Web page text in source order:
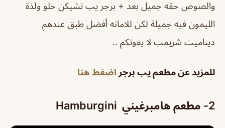
والصوص حقه جميل بعد + برجر يب تشيكن حلو ولذة
الليمون فيه جميلة لكن للامانه أفضل طبق عندهم
ديناميت شريمب لا يفوتكم ..
للمزيد عن مطعم يب برجر اضغط هنا
2- مطعم هامبرغيني Hamburgini